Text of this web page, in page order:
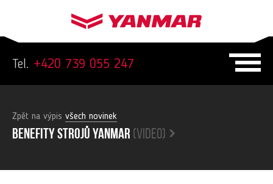
Tel. +420 739 055 247
Zpět na výpis všech novinek
Benefity strojů yanmar (video)